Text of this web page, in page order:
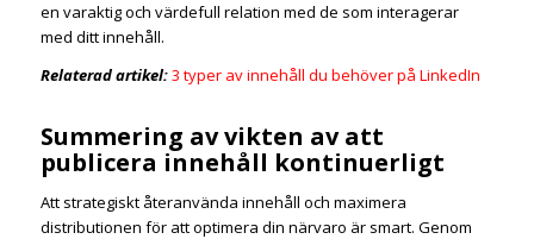
en varaktig och värdefull relation med de som interagerar
med ditt innehåll.
Relaterad artikel:3 typer av innehåll du behöver på LinkedIn
Summering av vikten av att
publicera innehåll kontinuerligt
Att strategiskt återanvända innehåll och maximera
distributionen för att optimera din närvaro är smart. Genom